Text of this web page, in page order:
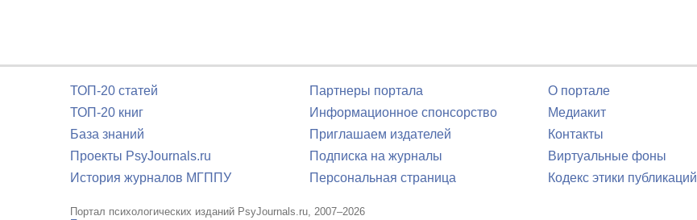
ТОП-20 статей
ТОП-20 книг
База знаний
Проекты PsyJournals.ru
История журналов МГППУ
Партнеры портала
Информационное спонсорство
Приглашаем издателей
Подписка на журналы
Персональная страница
О портале
Медиакит
Контакты
Виртуальные фоны
Кодекс этики публикаций
Портал психологических изданий PsyJournals.ru, 2007–2026